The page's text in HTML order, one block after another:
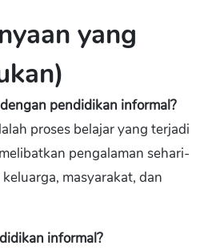
yang
pendidikan informal?
proses belajar yang terjadi
pengalaman sehari-
masyarakat, dan
informal?